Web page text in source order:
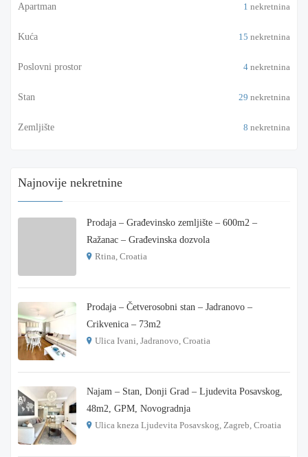
Apartman 1 nekretnina
Kuća 15 nekretnina
Poslovni prostor 4 nekretnina
Stan 29 nekretnina
Zemljište 8 nekretnina
Najnovije nekretnine
Prodaja – Građevinsko zemljište – 600m2 –
Ražanac – Građevinska dozvola
Rtina, Croatia
Prodaja – Četverosobni stan – Jadranovo –
Crikvenica – 73m2
Ulica Ivani, Jadranovo, Croatia
Najam – Stan, Donji Grad – Ljudevita Posavskog,
48m2, GPM, Novogradnja
Ulica kneza Ljudevita Posavskog, Zagreb, Croatia